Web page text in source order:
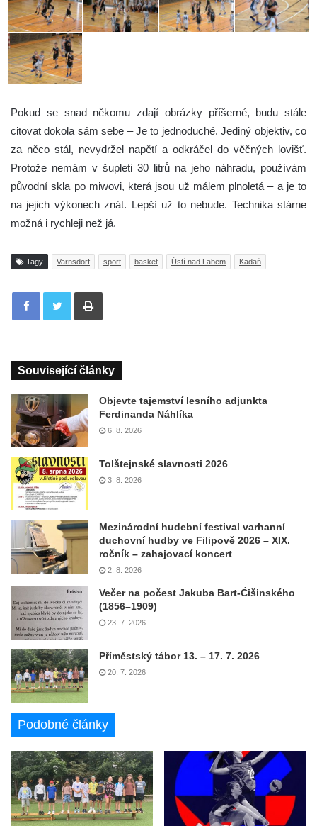
Pokud se snad někomu zdají obrázky příšerné, budu stále
citovat dokola sám sebe – Je to jednoduché. Jediný objektiv, co
za něco stál, nevydržel napětí a odkráčel do věčných lovišť.
Protože nemám v šupleti 30 litrů na jeho náhradu, používám
původní skla po miwovi, která jsou už málem plnoletá – a je to
na jejich výkonech znát. Lepší už to nebude. Technika stárne
možná i rychleji než já.
Tagy Varnsdorf sport basket Ústí nad Labem Kadaň
Tisknout
Související články
Objevte tajemství lesního adjunkta
Ferdinanda Náhlíka
6. 8. 2026
Tolštejnské slavnosti 2026
3. 8. 2026
Mezinárodní hudební festival varhanní
duchovní hudby ve Filipově 2026 – XIX.
ročník – zahajovací koncert
2. 8. 2026
Večer na počest Jakuba Bart-Ćišinského
(1856–1909)
23. 7. 2026
Příměstský tábor 13. – 17. 7. 2026
20. 7. 2026
Podobné články